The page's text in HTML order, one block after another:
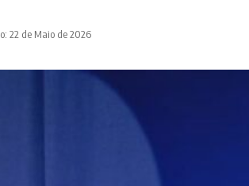
22 de Maio de 2026